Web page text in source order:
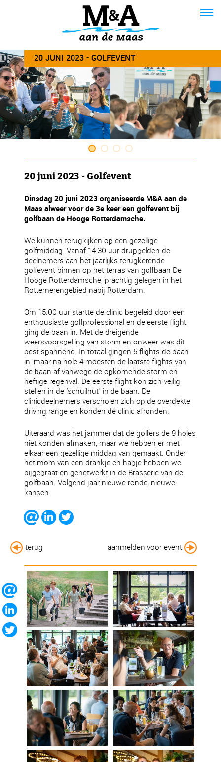
20 JUNI 2023 - GOLFEVENT
20 juni 2023 - Golfevent
Dinsdag 20 juni 2023 organiseerde M&A aan de
Maas alweer voor de 3e keer een golfevent bij
golfbaan de Hooge Rotterdamsche.
We kunnen terugkijken op een gezellige
golfmiddag. Vanaf 14.30 uur druppelden de
deelnemers aan het jaarlijks terugkerende
golfevent binnen op het terras van golfbaan De
Hooge Rotterdamsche, prachtig gelegen in het
Rottemerengebied nabij Rotterdam.
Om 15.00 uur startte de clinic begeleid door een
enthousiaste golfprofessional en de eerste flight
ging de baan in. Met de dreigende
weersvoorspelling van storm en onweer was dit
best spannend. In totaal gingen 5 flights de baan
in, maar na hole 4 moesten de laatste flights van
de baan af vanwege de opkomende storm en
heftige regenval. De eerste flight kon zich veilig
stellen in de 'schuilhut' in de baan. De
clinicdeelnemers verscholen zich op de overdekte
driving range en konden de clinic afronden.
Uiteraard was het jammer dat de golfers de 9-holes
niet konden afmaken, maar we hebben er met
elkaar een gezellige middag van gemaakt. Onder
het mom van een drankje en hapje hebben we
bijgepraat en genetwerkt in de Brasserie van de
golfbaan. Volgend jaar nieuwe ronde, nieuwe
kansen.
terug aanmelden voor event